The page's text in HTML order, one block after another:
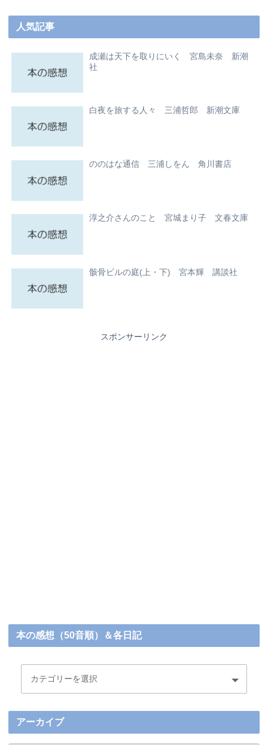
人気記事
成瀬は天下を取りにいく 宮島未奈 新潮
社
白夜を旅する人々 三浦哲郎 新潮文庫
ののはな通信 三浦しをん 角川書店
淳之介さんのこと 宮城まり子 文春文庫
骸骨ビルの庭(上・下) 宮本輝 講談社
スポンサーリンク
本の感想（50音順）＆各日記
アーカイブ